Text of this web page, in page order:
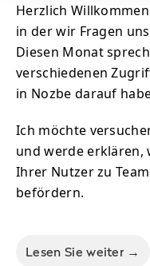
Herzlich
in der wir Fragen
Diesen Monat
verschiedenen
in Nozbe darauf
Ich möchte
und werde erklären,
Ihrer Nutzer zu
befördern.
Lesen Sie weiter →